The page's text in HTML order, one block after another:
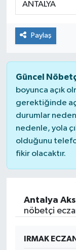
Paylaş
Güncel
boyunca açık
gerektiğinde
durumlar
nedenle, yola
olduğunu
fikir olacaktır.
Antalya
nöbetçi
IRMAK